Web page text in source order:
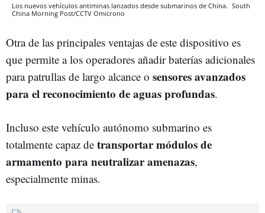
Los nuevos vehículos antiminas lanzados desde submarinos de China. South
China Morning Post/CCTV Omicrono
Otra de las principales ventajas de este dispositivo es
que permite a los operadores añadir baterías adicionales
para patrullas de largo alcance o sensores avanzados
para el reconocimiento de aguas profundas.
Incluso este vehículo autónomo submarino es
totalmente capaz de transportar módulos de
armamento para neutralizar amenazas,
especialmente minas.